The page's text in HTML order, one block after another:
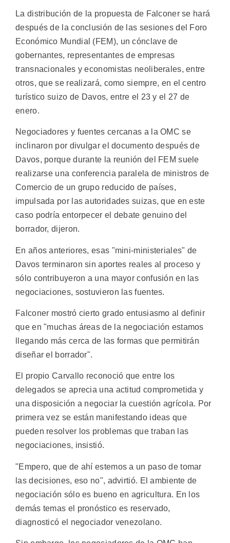
La distribución de la propuesta de Falconer se hará
después de la conclusión de las sesiones del Foro
Económico Mundial (FEM), un cónclave de
gobernantes, representantes de empresas
transnacionales y economistas neoliberales, entre
otros, que se realizará, como siempre, en el centro
turístico suizo de Davos, entre el 23 y el 27 de
enero.
Negociadores y fuentes cercanas a la OMC se
inclinaron por divulgar el documento después de
Davos, porque durante la reunión del FEM suele
realizarse una conferencia paralela de ministros de
Comercio de un grupo reducido de países,
impulsada por las autoridades suizas, que en este
caso podría entorpecer el debate genuino del
borrador, dijeron.
En años anteriores, esas "mini-ministeriales" de
Davos terminaron sin aportes reales al proceso y
sólo contribuyeron a una mayor confusión en las
negociaciones, sostuvieron las fuentes.
Falconer mostró cierto grado entusiasmo al definir
que en "muchas áreas de la negociación estamos
llegando más cerca de las formas que permitirán
diseñar el borrador".
El propio Carvallo reconoció que entre los
delegados se aprecia una actitud comprometida y
una disposición a negociar la cuestión agrícola. Por
primera vez se están manifestando ideas que
pueden resolver los problemas que traban las
negociaciones, insistió.
"Empero, que de ahí estemos a un paso de tomar
las decisiones, eso no", advirtió. El ambiente de
negociación sólo es bueno en agricultura. En los
demás temas el pronóstico es reservado,
diagnosticó el negociador venezolano.